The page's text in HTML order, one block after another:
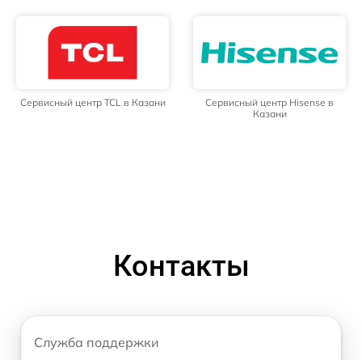
Сервисный центр TCL в Казани
Сервисный центр Hisense в
Казани
Контакты
Служба поддержки